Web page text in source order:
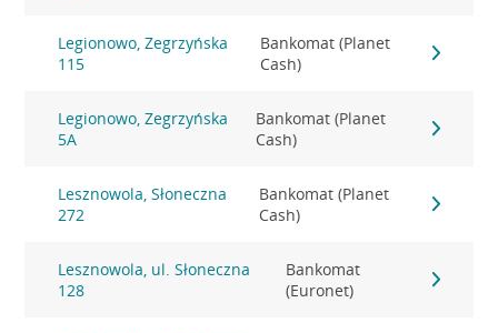
Legionowo, Zegrzyńska
115
Bankomat (Planet
Cash)
Legionowo, Zegrzyńska
5A
Bankomat (Planet
Cash)
Lesznowola, Słoneczna
272
Bankomat (Planet
Cash)
Lesznowola, ul. Słoneczna
128
Bankomat
(Euronet)